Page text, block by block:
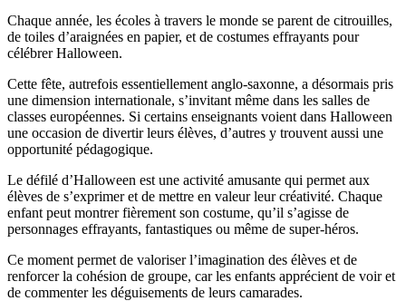
Chaque année, les écoles à travers le monde se parent de citrouilles,
de toiles d’araignées en papier, et de costumes effrayants pour
célébrer Halloween.
Cette fête, autrefois essentiellement anglo-saxonne, a désormais pris
une dimension internationale, s’invitant même dans les salles de
classes européennes. Si certains enseignants voient dans Halloween
une occasion de divertir leurs élèves, d’autres y trouvent aussi une
opportunité pédagogique.
Le défilé d’Halloween est une activité amusante qui permet aux
élèves de s’exprimer et de mettre en valeur leur créativité. Chaque
enfant peut montrer fièrement son costume, qu’il s’agisse de
personnages effrayants, fantastiques ou même de super-héros.
Ce moment permet de valoriser l’imagination des élèves et de
renforcer la cohésion de groupe, car les enfants apprécient de voir et
de commenter les déguisements de leurs camarades.